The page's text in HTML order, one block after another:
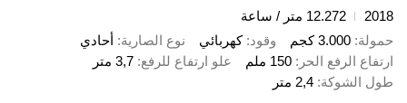
2018
12.272 متر / ساعة
حمولة 3.000 كجم وقود كهربائي نوع الصارية أحادي
ارتفاع الرفع الحر
150 ملم علو ارتفاع للرفع 3,7 متر
طول الشوكة 2,4 متر